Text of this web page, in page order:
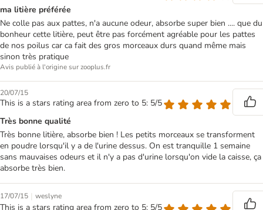
ma litière préférée
Ne colle pas aux pattes, n'a aucune odeur, absorbe super bien .... que du
bonheur cette litière, peut être pas forcément agréable pour les pattes
de nos poilus car ca fait des gros morceaux durs quand même mais
sinon très pratique
Avis publié à l'origine sur zooplus.fr
20/07/15
This is a stars rating area from zero to 5: 5/5
Très bonne qualité
Très bonne litière, absorbe bien ! Les petits morceaux se transforment
en poudre lorsqu'il y a de l'urine dessus. On est tranquille 1 semaine
sans mauvaises odeurs et il n'y a pas d'urine lorsqu'on vide la caisse, ça
absorbe très bien.
17/07/15 | weslyne
This is a stars rating area from zero to 5: 5/5